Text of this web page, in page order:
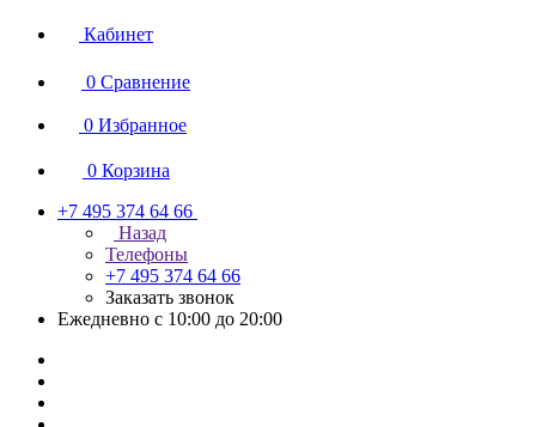
Кабинет
0 Сравнение
0 Избранное
0 Корзина
+7 495 374 64 66
Назад
Телефоны
+7 495 374 64 66
Заказать звонок
Ежедневно с 10:00 до 20:00